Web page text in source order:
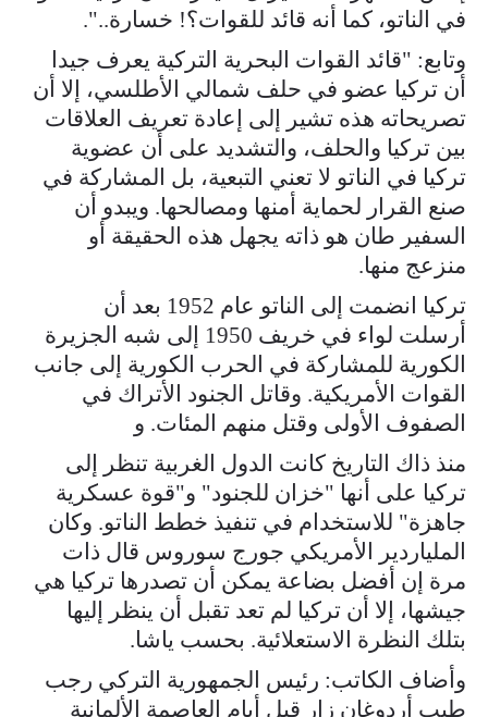
في الناتو، كما أنه قائد للقوات؟! خسارة..".
وتابع: "قائد القوات البحرية التركية يعرف جيدا
أن تركيا عضو في حلف شمالي الأطلسي، إلا أن
تصريحاته هذه تشير إلى إعادة تعريف العلاقات
بين تركيا والحلف، والتشديد على أن عضوية
تركيا في الناتو لا تعني التبعية، بل المشاركة في
صنع القرار لحماية أمنها ومصالحها. ويبدو أن
السفير طان هو ذاته يجهل هذه الحقيقة أو
منزعج منها.
تركيا انضمت إلى الناتو عام 1952 بعد أن
أرسلت لواء في خريف 1950 إلى شبه الجزيرة
الكورية للمشاركة في الحرب الكورية إلى جانب
القوات الأمريكية. وقاتل الجنود الأتراك في
الصفوف الأولى وقتل منهم المئات. و
منذ ذاك التاريخ كانت الدول الغربية تنظر إلى
تركيا على أنها "خزان للجنود" و"قوة عسكرية
جاهزة" للاستخدام في تنفيذ خطط الناتو. وكان
الملياردير الأمريكي جورج سوروس قال ذات
مرة إن أفضل بضاعة يمكن أن تصدرها تركيا هي
جيشها، إلا أن تركيا لم تعد تقبل أن ينظر إليها
بتلك النظرة الاستعلائية. بحسب ياشا.
وأضاف الكاتب: رئيس الجمهورية التركي رجب
طيب أردوغان زار قبل أيام العاصمة الألمانية